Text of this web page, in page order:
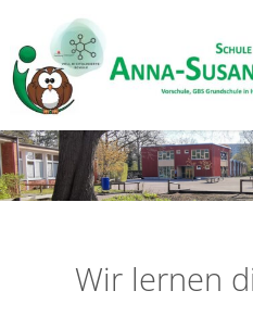
content
Wir lernen